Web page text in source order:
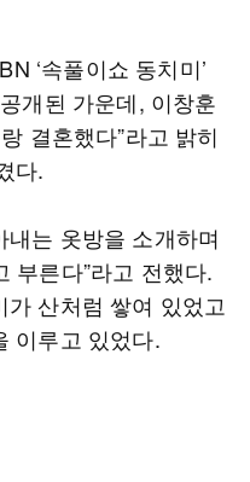
‘속풀이쇼 동치미’
개된 가운데, 이창훈
결혼했다”라고 밝히
다.
는 옷방을 소개하며
부른다”라고 전했다.
산처럼 쌓여 있었고
이루고 있었다.